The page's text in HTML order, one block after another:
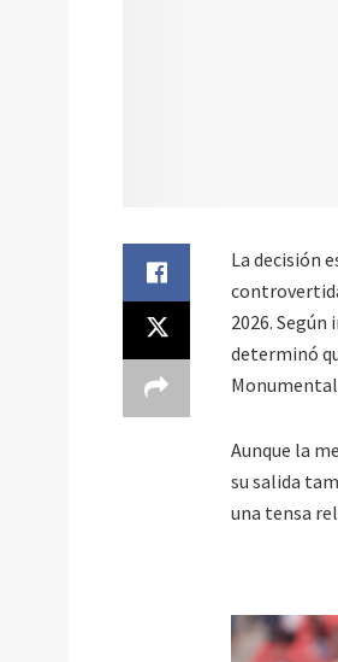
La decisión
2026.
determinó
Aunque la
su salida
una tensa